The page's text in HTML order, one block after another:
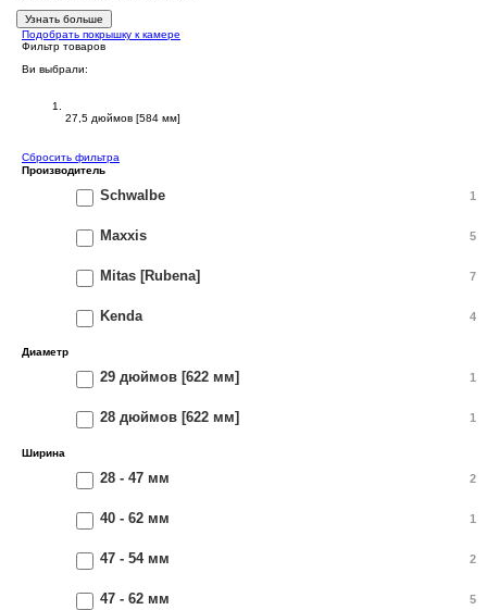
Узнать больше
Подобрать покрышку к камере
Фильтр товаров
Ви выбрали:
27,5 дюймов [584 мм]
Сбросить фильтра
Производитель
Schwalbe 1
Maxxis 5
Mitas [Rubena] 7
Kenda 4
Диаметр
29 дюймов [622 мм] 1
28 дюймов [622 мм] 1
Ширина
28 - 47 мм 2
40 - 62 мм 1
47 - 54 мм 2
47 - 62 мм 5